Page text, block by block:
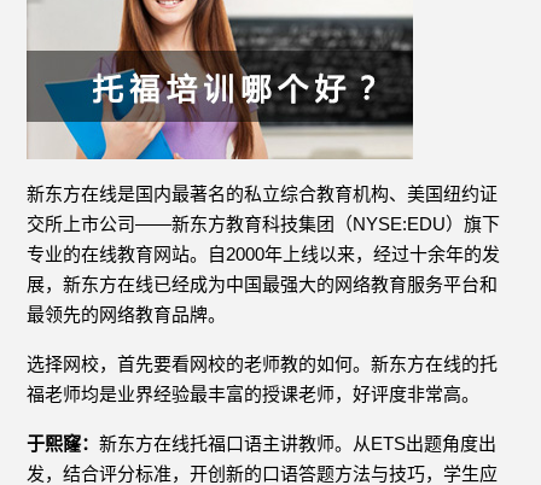
新东方在线是国内最著名的私立综合教育机构、美国纽约证
交所上市公司——新东方教育科技集团（NYSE:EDU）旗下
专业的在线教育网站。自2000年上线以来，经过十余年的发
展，新东方在线已经成为中国最强大的网络教育服务平台和
最领先的网络教育品牌。
选择网校，首先要看网校的老师教的如何。新东方在线的托
福老师均是业界经验最丰富的授课老师，好评度非常高。
于熙窿：新东方在线托福口语主讲教师。从ETS出题角度出
发，结合评分标准，开创新的口语答题方法与技巧，学生应